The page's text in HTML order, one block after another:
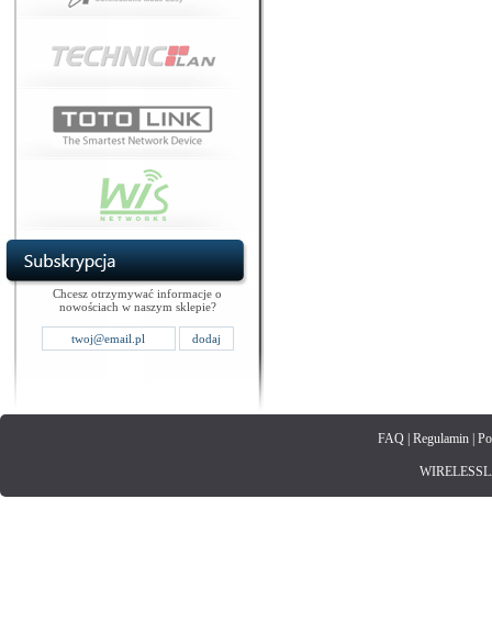
Chcesz otrzymywać informacje o
nowościach w naszym sklepie?
FAQ| Regulamin|